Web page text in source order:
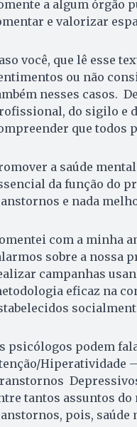
a algum órgão
e valorizar
você, que lê esse
ou não
nesses casos.
do sigilo e
que todos
a saúde
da função do
e nada
com a minha
sobre a nossa
campanhas
eficaz na
psicólogos podem
Hiperatividade
tantos assuntos do
pois, saúde